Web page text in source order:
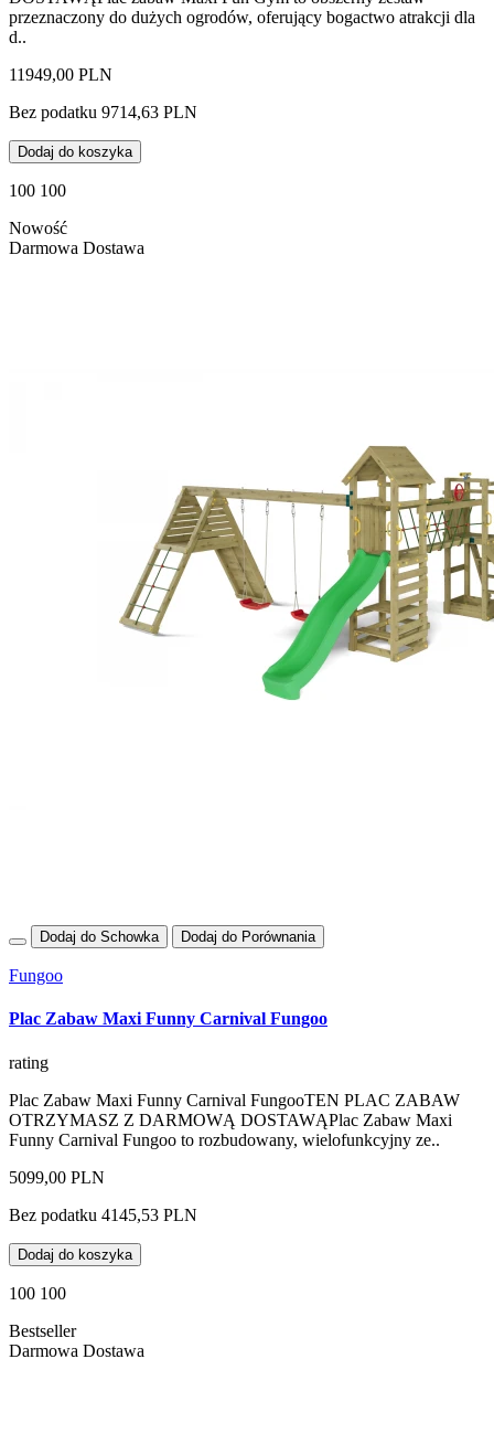
przeznaczony do dużych ogrodów, oferujący bogactwo atrakcji dla
d..
11949,00 PLN
Bez podatku 9714,63 PLN
Dodaj do koszyka
100 100
Nowość
Darmowa Dostawa
Dodaj do Schowka Dodaj do Porównania
Fungoo
Plac Zabaw Maxi Funny Carnival Fungoo
rating
Plac Zabaw Maxi Funny Carnival FungooTEN PLAC ZABAW
OTRZYMASZ Z DARMOWĄ DOSTAWĄPlac Zabaw Maxi
Funny Carnival Fungoo to rozbudowany, wielofunkcyjny ze..
5099,00 PLN
Bez podatku 4145,53 PLN
Dodaj do koszyka
100 100
Bestseller
Darmowa Dostawa